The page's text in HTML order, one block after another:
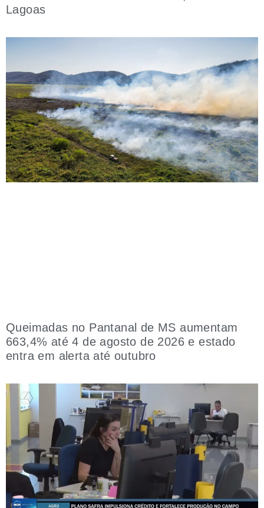
Lagoas
Queimadas no Pantanal de MS aumentam
663,4% até 4 de agosto de 2026 e estado
entra em alerta até outubro